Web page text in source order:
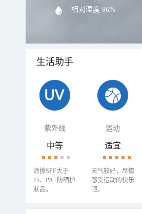
相对湿度 96%
生活助手
紫外线 运动
中等
涂擦SPF大于
15、PA+防晒护
肤品。
适宜
天气较好，尽情
感受运动的快乐
吧。